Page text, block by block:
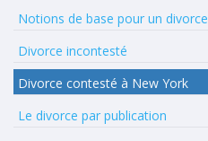
Notions de base pour un divorce
Divorce incontesté
Divorce contesté à New York
Le divorce par publication